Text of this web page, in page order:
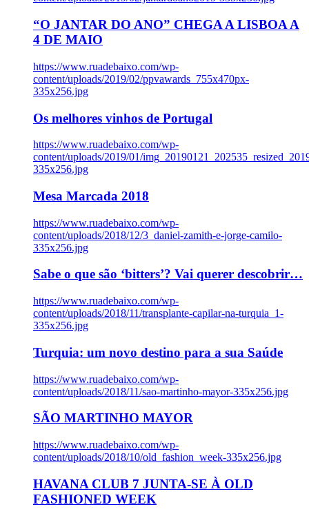
“O JANTAR DO ANO” CHEGA A LISBOA A
4 DE MAIO
https://www.ruadebaixo.com/wp-
content/uploads/2019/02/ppvawards_755x470px-
335x256.jpg
Os melhores vinhos de Portugal
https://www.ruadebaixo.com/wp-
content/uploads/2019/01/
335x256.jpg
Mesa Marcada 2018
https://www.ruadebaixo.com/wp-
content/uploads/2018/12/3_daniel-zamith-e-jorge-camilo-
335x256.jpg
Sabe o que são ‘bitters’? Vai querer descobrir…
https://www.ruadebaixo.com/wp-
content/uploads/2018/11/transplante-capilar-na-turquia_1-
335x256.jpg
Turquia: um novo destino para a sua Saúde
https://www.ruadebaixo.com/wp-
content/uploads/2018/11/sao-martinho-mayor-335x256.jpg
SÃO MARTINHO MAYOR
https://www.ruadebaixo.com/wp-
content/uploads/2018/10/old_fashion_week-335x256.jpg
HAVANA CLUB 7 JUNTA-SE À OLD
FASHIONED WEEK